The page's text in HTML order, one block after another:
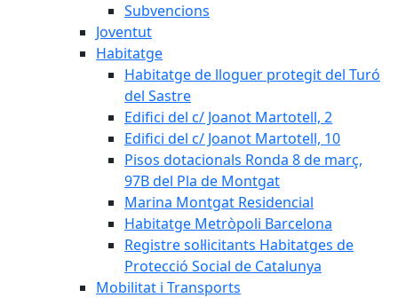
Subvencions
Joventut
Habitatge
Habitatge de lloguer protegit del Turó
del Sastre
Edifici del c/ Joanot Martotell, 2
Edifici del c/ Joanot Martotell, 10
Pisos dotacionals Ronda 8 de març,
97B del Pla de Montgat
Marina Montgat Residencial
Habitatge Metròpoli Barcelona
Registre sol·licitants Habitatges de
Protecció Social de Catalunya
Mobilitat i Transports